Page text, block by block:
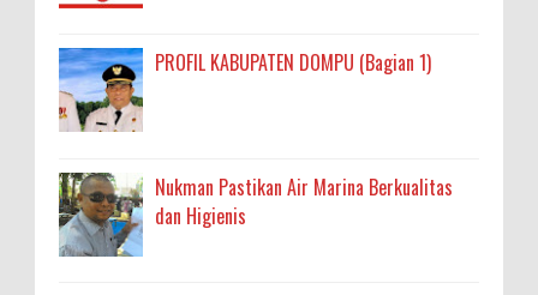
PROFIL KABUPATEN DOMPU (Bagian 1)
Nukman Pastikan Air Marina Berkualitas
dan Higienis